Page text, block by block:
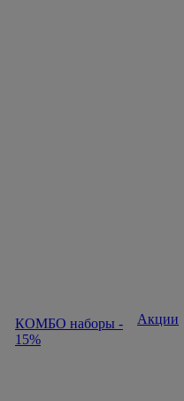
КОМБО наборы -
15%
Акции